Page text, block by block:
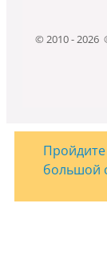
© 2010 - 2026
Пройдите
большой